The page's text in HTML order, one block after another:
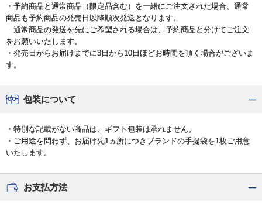
・予約商品と通常商品（限定品含む）を一緒にご注文された場合、通常
商品も予約商品の発売日以降順次発送となります。
通常商品の発送を先にご希望される場合は、予約商品と分けてご注文
をお願いいたします。
・発売日からお届けまでに3日から10日ほどお時間を頂く場合がございま
す。
包装について
・特別な記載がない商品は、ギフト包装は承れません。
・ご用途を問わず、お届け先1ヵ所につきブランドの手提袋を1枚ご用意
いたします。
お支払方法